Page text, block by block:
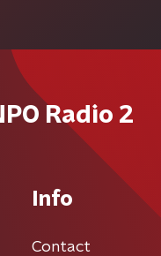
Radio 2
Info
Contact